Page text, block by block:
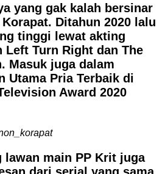
yang gak kalah bersinar
Ditahun 2020 lalu
tinggi lewat akting
Left Turn Right dan The
Masuk juga dalam
Utama Pria Terbaik di
Award 2020
main PP Krit juga